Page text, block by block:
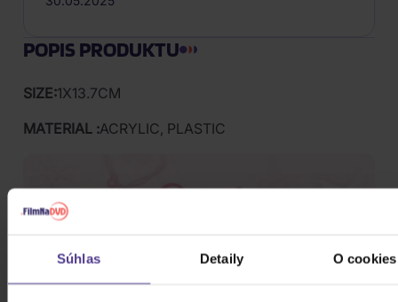
Súhlas Detaily O cookies
POPIS PRODUKTU
SIZE:1X13.7CM
MATERIAL :ACRYLIC, PLASTIC